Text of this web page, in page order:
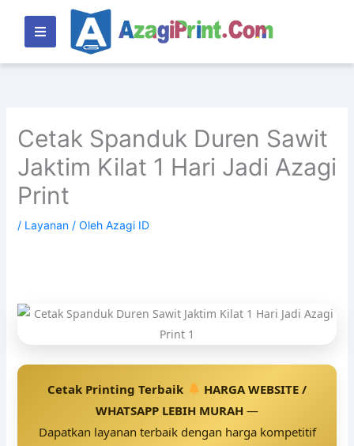
konten
Cetak Spanduk Duren Sawit
Jaktim Kilat 1 Hari Jadi Azagi
Print
/ Layanan/ Oleh Azagi ID
Cetak Printing Terbaik
HARGA WEBSITE /
WHATSAPP LEBIH MURAH —
Dapatkan layanan terbaik dengan harga kompetitif